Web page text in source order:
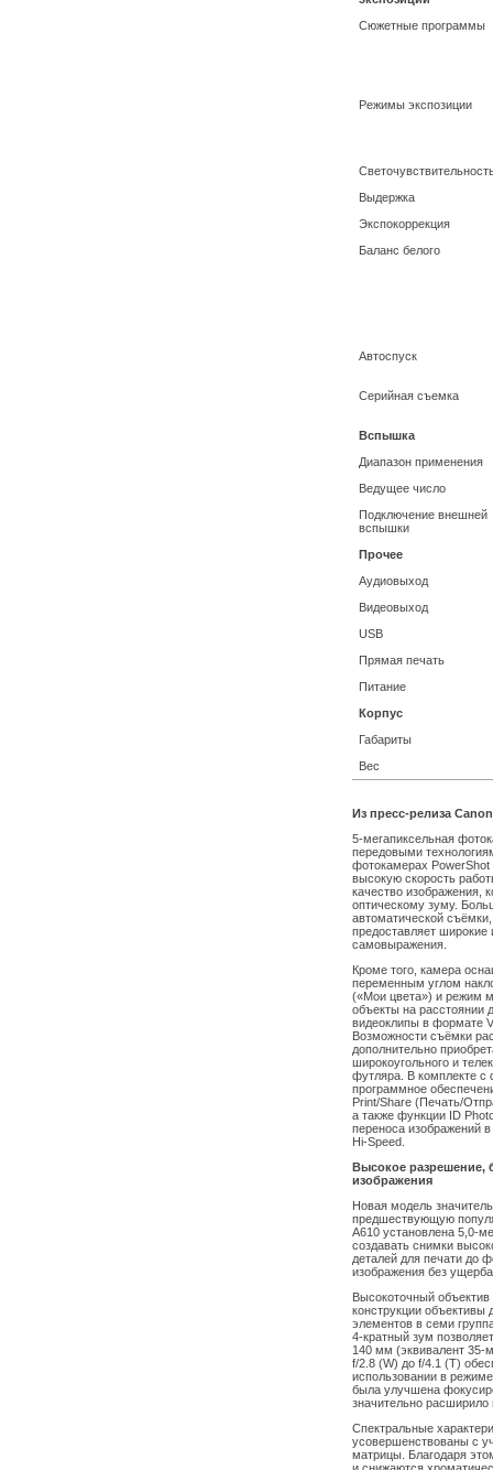
Сюжетные программы
Режимы экспозиции
Выдержка
Экспокоррекция
Баланс белого
Автоспуск
Серийная съемка
Вспышка
Диапазон применения
Ведущее число
Подключение внешней
вспышки
Прочее
Аудиовыход
Видеовыход
USB
Прямая печать
Питание
Корпус
Габариты
Вес
Из пресс-релиза Canon
5-мегапиксельная
передовыми
фотокамерах
высокую скорость
качество изображения,
оптическому зуму.
автоматической
предоставляет широкие
самовыражения.
Кроме того, камера
переменным углом
(«Мои цвета») и режим
объекты на расстоянии
видеоклипы в формате
Возможности съёмки
дополнительно
широкоугольного и
футляра. В комплекте с
программное
Print/Share (Печать/
а также функции ID
переноса изображений
Hi-Speed.
Высокое разрешение,
изображения
Новая модель
предшествующую
A610 установлена 5,0-
создавать снимки
деталей для печати до
изображения без
Высокоточный
конструкции объективы
элементов в семи
4-кратный зум
140 мм (эквивалент 35-
f/2.8 (W) до f/4.1 (T)
использовании в
была улучшена
значительно
Спектральные
усовершенствованы с
матрицы. Благодаря